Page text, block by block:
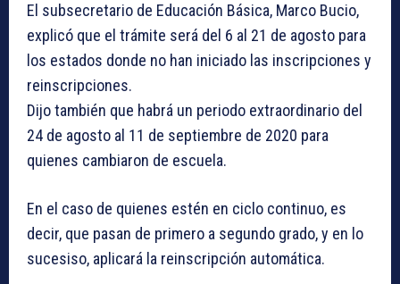
El subsecretario de Educación Básica, Marco Bucio,
explicó que el trámite será del 6 al 21 de agosto para
los estados donde no han iniciado las inscripciones y
reinscripciones.
Dijo también que habrá un periodo extraordinario del
24 de agosto al 11 de septiembre de 2020 para
quienes cambiaron de escuela.
En el caso de quienes estén en ciclo continuo, es
decir, que pasan de primero a segundo grado, y en lo
sucesiso, aplicará la reinscripción automática.